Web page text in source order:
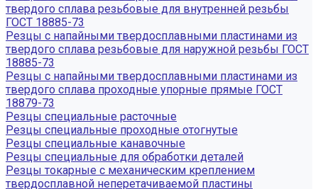
твердого сплава резьбовые для внутренней резьбы
ГОСТ 18885-73
Резцы с напайными твердосплавными пластинами из
твердого сплава резьбовые для наружной резьбы ГОСТ
18885-73
Резцы с напайными твердосплавными пластинами из
твердого сплава проходные упорные прямые ГОСТ
18879-73
Резцы специальные расточные
Резцы специальные проходные отогнутые
Резцы специальные канавочные
Резцы специальные для обработки деталей
Резцы токарные с механическим креплением
твердосплавной неперетачиваемой пластины